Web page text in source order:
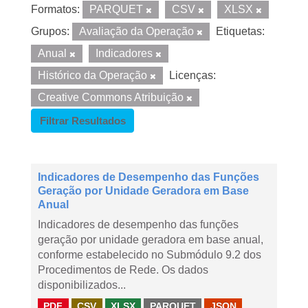
Formatos: PARQUET CSV
XLSX
Grupos:
Avaliação da Operação
Etiquetas:
Anual
Indicadores
Histórico da Operação
Licenças:
Creative Commons Atribuição
Filtrar Resultados
Indicadores de Desempenho das Funções
Geração por Unidade Geradora em Base
Anual
Indicadores de desempenho das funções
geração por unidade geradora em base anual,
conforme estabelecido no Submódulo 9.2 dos
Procedimentos de Rede. Os dados
disponibilizados...